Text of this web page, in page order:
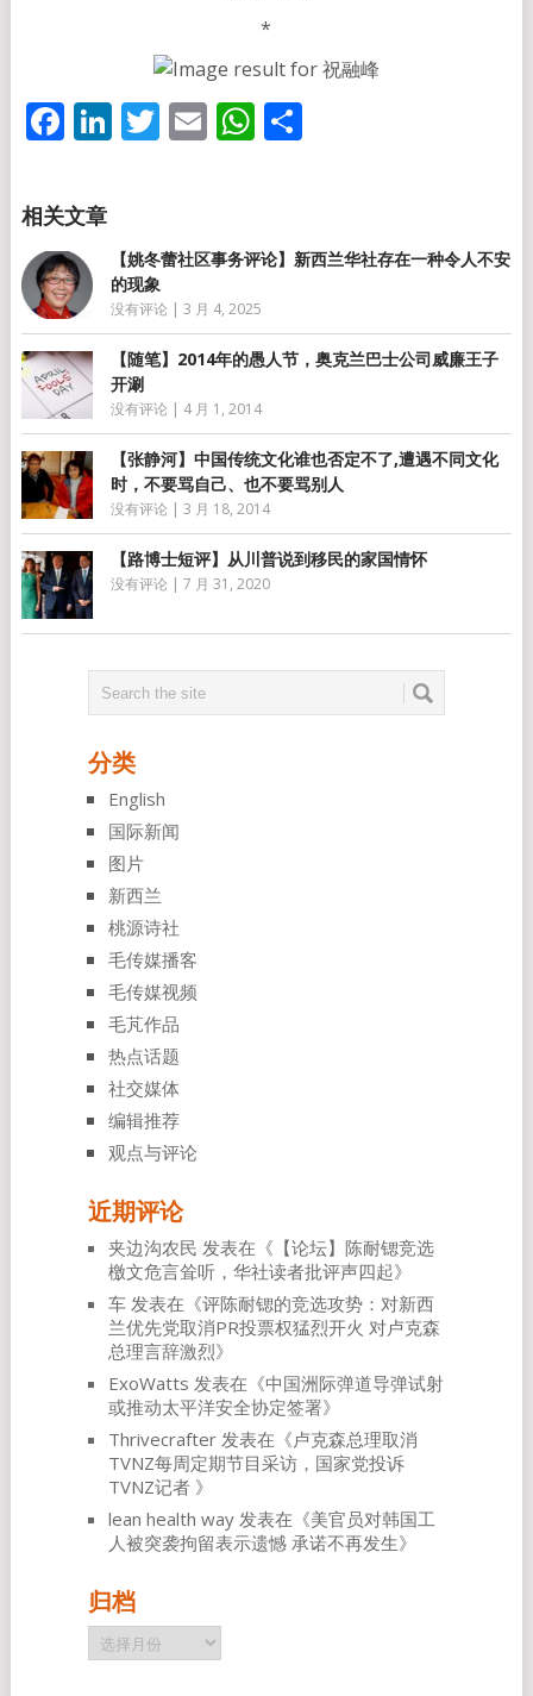
*
Facebook
LinkedIn
Twitter
EmailWhatsApp
分
【姚冬蕾社区事务评论】新西兰华社存在一种令人不安
的现象
没有评论 | 3 月 4, 2025
【随笔】2014年的愚人节，奥克兰巴士公司威廉王子
开涮
没有评论 | 4 月 1, 2014
【张静河】中国传统文化谁也否定不了,遭遇不同文化
时，不要骂自己、也不要骂别人
没有评论 | 3 月 18, 2014
【路博士短评】从川普说到移民的家国情怀
没有评论 | 7 月 31, 2020
分类
English
国际新闻
图片
新西兰
桃源诗社
毛传媒播客
毛传媒视频
毛芃作品
热点话题
社交媒体
编辑推荐
观点与评论
近期评论
夹边沟农民 发表在《 【论坛】陈耐锶竞选
檄文危言耸听，华社读者批评声四起》
车发表在《评陈耐锶的竞选攻势：对新西
兰优先党取消PR投票权猛烈开火 对卢克森
总理言辞激烈》
ExoWatts 发表在《中国洲际弹道导弹试射
或推动太平洋安全协定签署》
Thrivecrafter发表在《卢克森总理取消
TVNZ每周定期节目采访，国家党投诉
TVNZ记者 》
lean health way发表在《美官员对韩国工
人被突袭拘留表示遗憾 承诺不再发生》
归档
归
档